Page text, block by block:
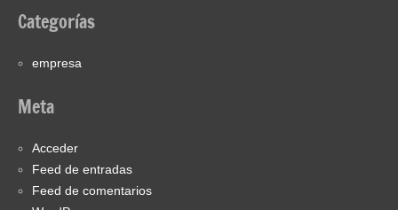
Categorías
empresa
Meta
Acceder
Feed de entradas
Feed de comentarios